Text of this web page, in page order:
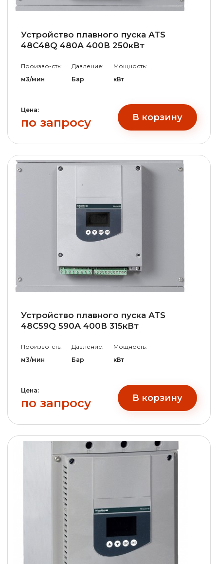
Устройство плавного пуска АТS
48С48Q 480А 400В 250кВт
Произво-сть:
м3/мин
Давление:
Бар
Мощность:
кВт
Цена:
по запросу В корзину
Устройство плавного пуска АТS
48С59Q 590А 400В 315кВт
Произво-сть:
м3/мин
Давление:
Бар
Мощность:
кВт
Цена:
по запросу В корзину